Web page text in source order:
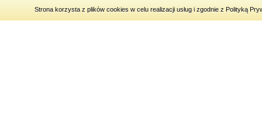
Strona korzysta z plików cookies w celu realizacji usług i zgodnie z Polityką
piątek7 sierpnia 2026|imieniny:Dorota, Konrad, Kajetan